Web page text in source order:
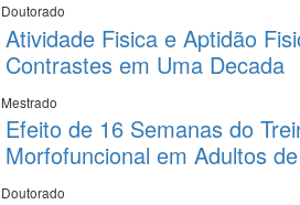
Doutorado
Atividade Fisica e Aptidão
Contrastes em Uma Decada
Mestrado
Efeito de 16 Semanas do
Morfofuncional em Adultos
Doutorado